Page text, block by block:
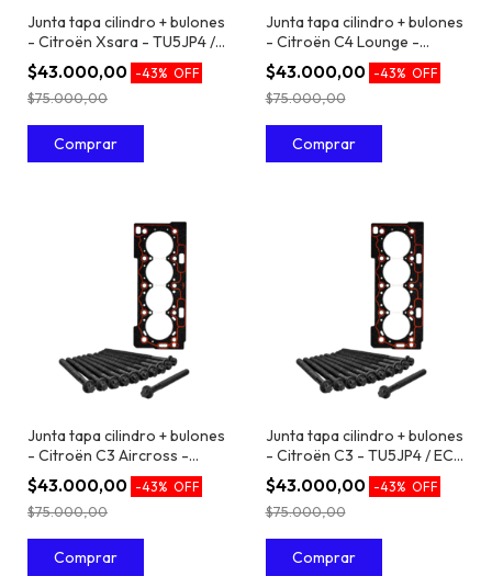
Junta tapa cilindro + bulones
- Citroën Xsara - TU5JP4 /
EC5 1.6 16V
$43.000,00 -43% OFF
$75.000,00
Junta tapa cilindro + bulones
- Citroën C4 Lounge -
TU5JP4 / EC5 1.6 16V
$43.000,00 -43% OFF
$75.000,00
Junta tapa cilindro + bulones
- Citroën C3 Aircross -
TU5JP4 / EC5 1.6 16V
$43.000,00 -43% OFF
$75.000,00
Junta tapa cilindro + bulones
- Citroën C3 - TU5JP4 / EC5
1.6 16V
$43.000,00 -43% OFF
$75.000,00